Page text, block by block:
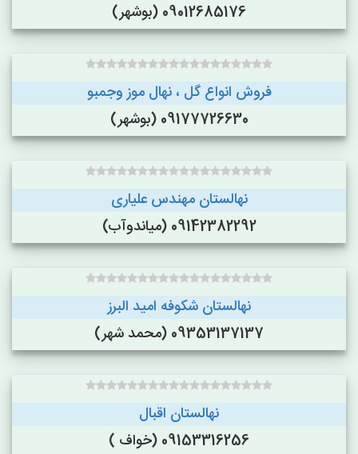
09012685176 (بوشهر)
فروش انواع گل ، نهال موز وجمبو
09177726630 (بوشهر)
نهالستان مهندس علیاری
09142382292 (میاندوآب)
نهالستان شکوفه امید البرز
09353137137 (محمد شهر)
نهالستان اقبال
09153316256 (خواف )